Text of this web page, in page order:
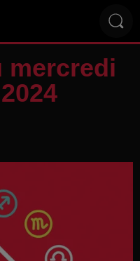
mercredi